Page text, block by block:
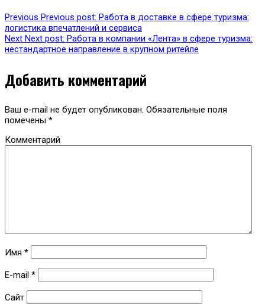
Previous Previous post: Работа в доставке в сфере туризма:
логистика впечатлений и сервиса
Next Next post: Работа в компании «Лента» в сфере туризма:
нестандартное направление в крупном ритейле
Добавить комментарий
Ваш e-mail не будет опубликован. Обязательные поля
помечены *
Комментарий
Имя *
E-mail *
Сайт